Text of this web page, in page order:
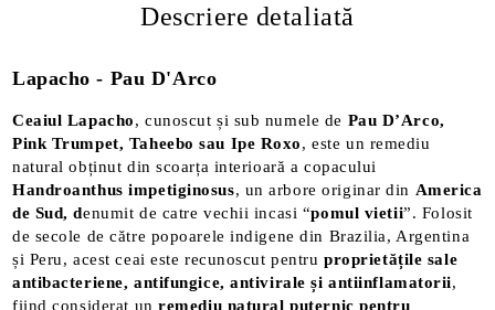
Descriere detaliată
Lapacho - Pau D'Arco
Ceaiul Lapacho, cunoscut și sub numele de Pau D’Arco,
Pink Trumpet, Taheebo sau Ipe Roxo, este un remediu
natural obținut din scoarța interioară a copacului
Handroanthus impetiginosus, un arbore originar din America
de Sud, denumit de catre vechii incasi “pomul vietii”. Folosit
de secole de către popoarele indigene din Brazilia, Argentina
și Peru, acest ceai este recunoscut pentruproprietățile sale
antibacteriene, antifungice, antivirale și antiinflamatorii,
fiind considerat unremediu natural puternic pentru